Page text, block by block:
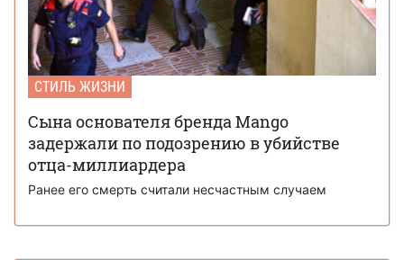
СТИЛЬ ЖИЗНИ
Сына основателя бренда Mango
задержали по подозрению в убийстве
отца-миллиардера
Ранее его смерть считали несчастным случаем